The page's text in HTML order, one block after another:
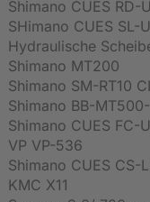
Shimano CUES
SHimano CUES SL-
Hydraulische
Shimano MT200
Shimano SM-RT10
Shimano BB-
Shimano CUES FC-
VP VP-536
Shimano CUES CS-
KMC X11